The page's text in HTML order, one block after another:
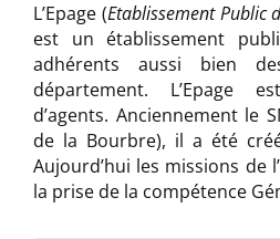
L’Epage (Etablissement Public
est un établissement
adhérents aussi bien
département. L’Epage
d’agents. Anciennement le
de la Bourbre), il a été
Aujourd’hui les missions de
la prise de la compétence